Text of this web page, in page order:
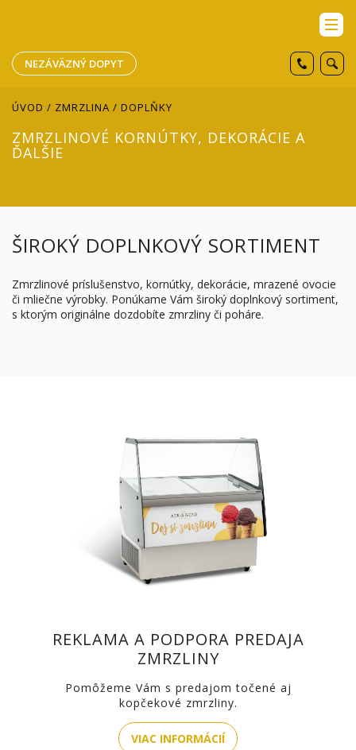
NEZÁVÄZNÝ DOPYT
ÚVOD / ZMRZLINA / DOPLŇKY
ZMRZLINOVÉ KORNÚTKY, DEKORÁCIE A
ĎALŠIE
ŠIROKÝ DOPLNKOVÝ SORTIMENT
Zmrzlinové príslušenstvo, kornútky, dekorácie, mrazené ovocie
či mliečne výrobky. Ponúkame Vám široký doplnkový sortiment,
s ktorým originálne dozdobíte zmrzliny či poháre.
REKLAMA A PODPORA PREDAJA
ZMRZLINY
Pomôžeme Vám s predajom točené aj
kopčekové zmrzliny.
VIAC INFORMÁCIÍ